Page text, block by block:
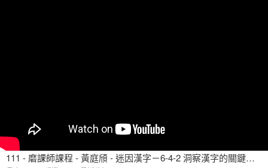
111 - 磨課師課程 - 黃庭頎 - 迷因漢字－6-4-2 洞察漢字的關鍵：字與詞（二）